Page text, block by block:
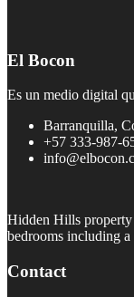
El Bocon
Es un medio digital
Barranquilla,
+57 333-987-
Hidden Hills
bedrooms including a
Contact